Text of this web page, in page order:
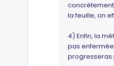
la feuille, on
4) Enfin, la
pas
progresseras